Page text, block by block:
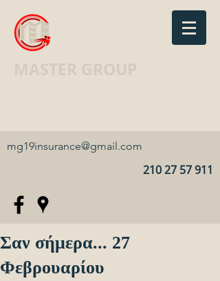
mg19insurance@gmail.com
210 27 57 911
Σαν σήμερα... 27
Φεβρουαρίου